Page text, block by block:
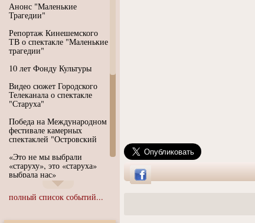
Анонс "Маленькие
Трагедии"
Репортаж Кинешемского
ТВ о спектакле "Маленькие
трагедии"
10 лет Фонду Культуры
Видео сюжет Городского
Телеканала о спектакле
"Старуха"
Победа на Международном
фестивале камерных
спектаклей "Островский
«Это не мы выбрали
«старуху», это «старуха»
выбрала нас»
Иммерсивный спектакль
"Язык чистого полета
полный список событий...